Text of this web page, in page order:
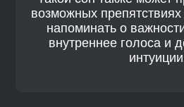
возможных
напоминать о
внутреннее голоса и